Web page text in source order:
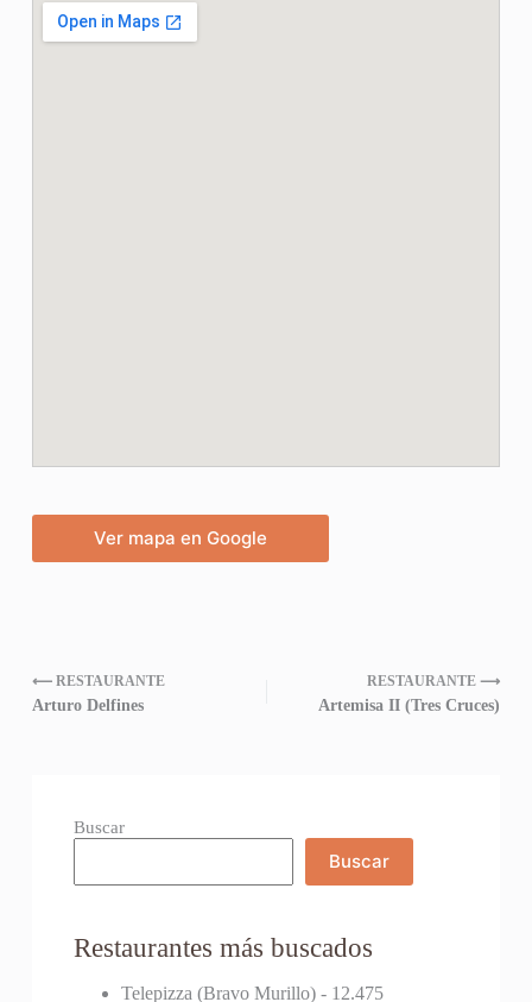
Ver mapa en Google
⟵ RESTAURANTE
Arturo Delfines
RESTAURANTE ⟶
Artemisa II (Tres Cruces)
Buscar
Buscar
Restaurantes más buscados
Telepizza (Bravo Murillo)- 12.475